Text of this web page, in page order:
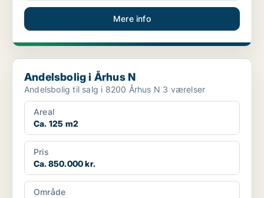
Mere info
Andelsbolig i Århus N
Andelsbolig i Århus N
Andelsbolig til salg i 8200 Århus N 3 værelser
Areal
Ca. 125 m2
Pris
Ca. 850.000 kr.
Område